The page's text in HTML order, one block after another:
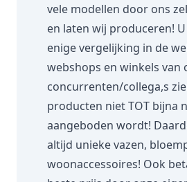
vele modellen door ons
en laten wij produceren!
enige vergelijking in de
webshops en winkels van
concurrenten/collega,s
producten niet TOT bijna
aangeboden wordt!
altijd unieke vazen,
woonaccessoires! Ook